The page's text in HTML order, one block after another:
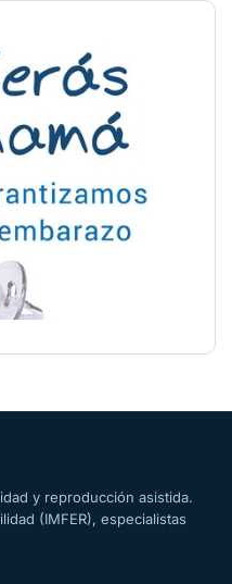
y reproducción asistida.
(IMFER), especialistas